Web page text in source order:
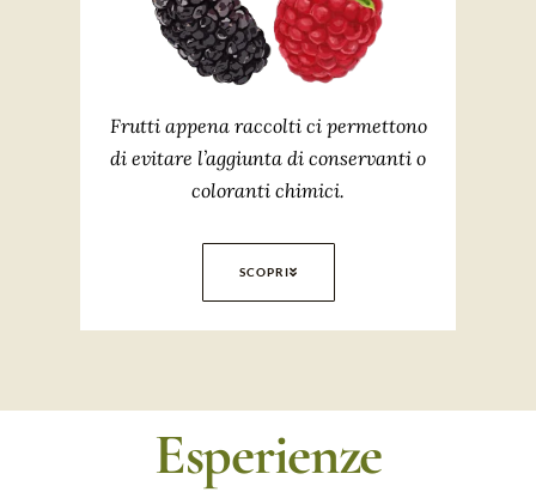
Frutti appena raccolti ci permettono
di evitare l’aggiunta di conservanti o
coloranti chimici.
SCOPRI
Esperienze